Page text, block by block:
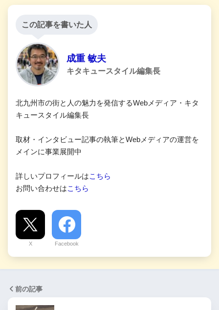
この記事を書いた人
成重 敏夫
キタキュースタイル編集長
北九州市の街と人の魅力を発信するWebメディア・キタ
キュースタイル編集長
取材・インタビュー記事の執筆とWebメディアの運営を
メインに事業展開中
詳しいプロフィールはこちら
お問い合わせはこちら
X Facebook
前の記事